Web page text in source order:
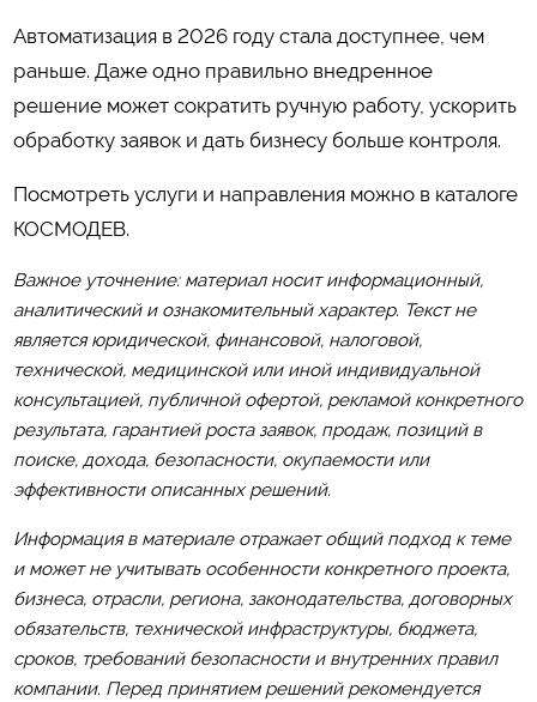
Автоматизация в 2026 году стала доступнее, чем
раньше. Даже одно правильно внедренное
решение может сократить ручную работу, ускорить
обработку заявок и дать бизнесу больше контроля.
Посмотреть услуги и направления можно в каталоге
КОСМОДЕВ.
Важное уточнение: материал носит информационный,
аналитический и ознакомительный характер. Текст не
является юридической, финансовой, налоговой,
технической, медицинской или иной индивидуальной
консультацией, публичной офертой, рекламой конкретного
результата, гарантией роста заявок, продаж, позиций в
поиске, дохода, безопасности, окупаемости или
эффективности описанных решений.
Информация в материале отражает общий подход к теме
и может не учитывать особенности конкретного проекта,
бизнеса, отрасли, региона, законодательства, договорных
обязательств, технической инфраструктуры, бюджета,
сроков, требований безопасности и внутренних правил
компании. Перед принятием решений рекомендуется